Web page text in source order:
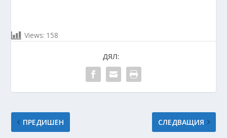
Views: 158
ДЯЛ:
ПРЕДИШЕН СЛЕДВАЩИЯ